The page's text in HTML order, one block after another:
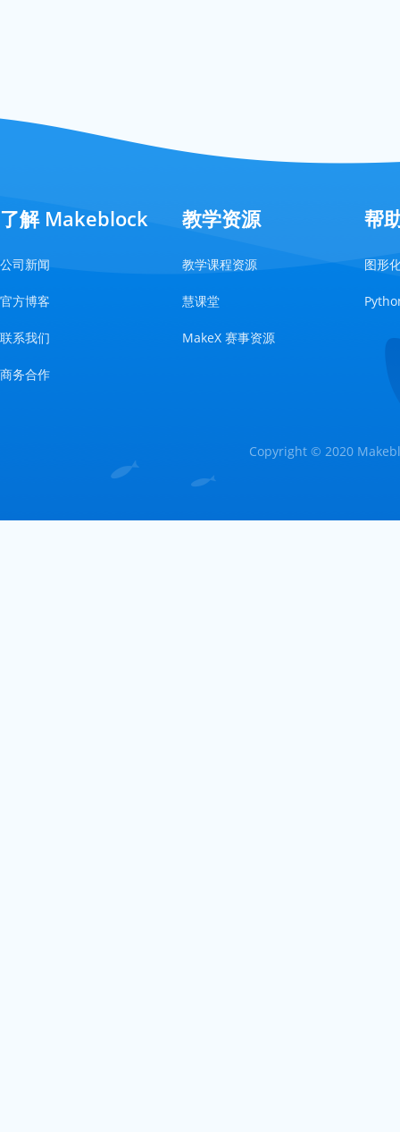
了解 Makeblock
公司新闻
官方博客
联系我们
商务合作
教学资源
教学课程资源
慧课堂
MakeX 赛事资源
帮
图形
Copyright © 2020